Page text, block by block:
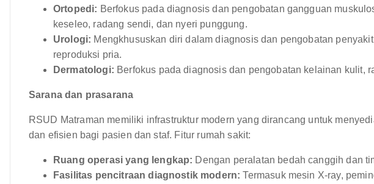
Ortopedi: Berfokus pada diagnosis dan pengobatan gangguan
keseleo, radang sendi, dan nyeri punggung.
Urologi: Mengkhususkan diri dalam diagnosis dan pengobatan
reproduksi pria.
Dermatologi: Berfokus pada diagnosis dan pengobatan kelainan kulit,
Sarana dan prasarana
RSUD Matraman memiliki infrastruktur modern yang dirancang untuk
dan efisien bagi pasien dan staf. Fitur rumah sakit:
Ruang operasi yang lengkap: Dengan peralatan bedah canggih dan
Fasilitas pencitraan diagnostik modern: Termasuk mesin X-ray,